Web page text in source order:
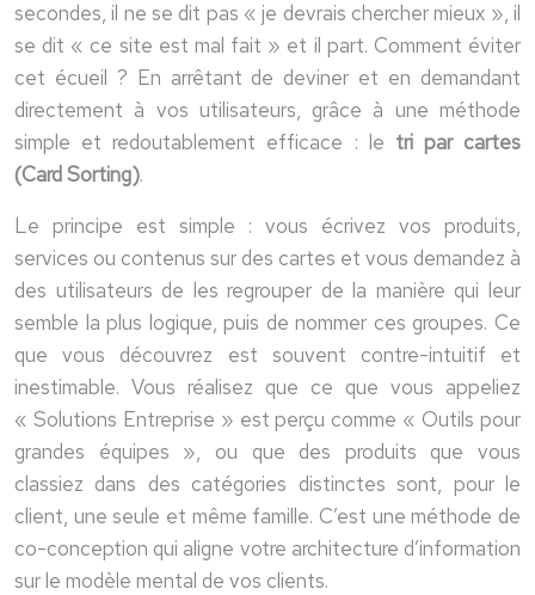
secondes, il ne se dit pas « je devrais chercher mieux », il
se dit « ce site est mal fait » et il part. Comment éviter
cet écueil ? En arrêtant de deviner et en demandant
directement à vos utilisateurs, grâce à une méthode
simple et redoutablement efficace : le tri par cartes
(Card Sorting).
Le principe est simple : vous écrivez vos produits,
services ou contenus sur des cartes et vous demandez à
des utilisateurs de les regrouper de la manière qui leur
semble la plus logique, puis de nommer ces groupes. Ce
que vous découvrez est souvent contre-intuitif et
inestimable. Vous réalisez que ce que vous appeliez
« Solutions Entreprise » est perçu comme « Outils pour
grandes équipes », ou que des produits que vous
classiez dans des catégories distinctes sont, pour le
client, une seule et même famille. C’est une méthode de
co-conception qui aligne votre architecture d’information
sur le modèle mental de vos clients.